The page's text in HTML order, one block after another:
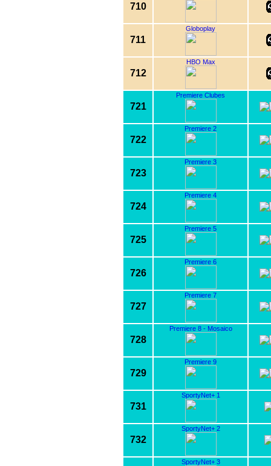
710
711
Globoplay
712
HBO Max
721
Premiere Clubes
722
Premiere 2
723
Premiere 3
724
Premiere 4
725
Premiere 5
726
Premiere 6
727
Premiere 7
728
Premiere 8 - Mosaico
729
Premiere 9
731
SportyNet+ 1
732
SportyNet+ 2
SportyNet+ 3